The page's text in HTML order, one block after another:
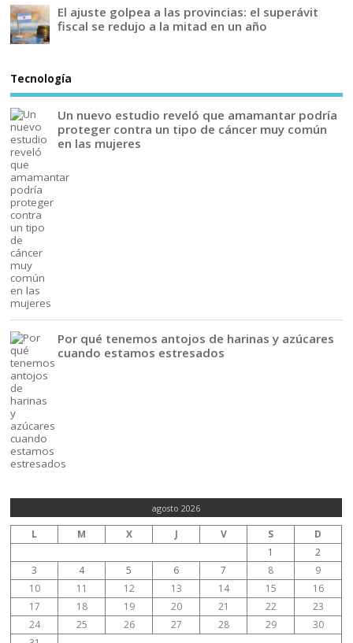
El ajuste golpea a las provincias: el superávit
fiscal se redujo a la mitad en un año
Tecnología
Un nuevo estudio reveló que amamantar podría
proteger contra un tipo de cáncer muy común
en las mujeres
Por qué tenemos antojos de harinas y azúcares
cuando estamos estresados
agosto 2026
L M X J V S
D
1
2
3
4 5 6 7 8
9
10
11 12 13 14 15
16
17
18 19 20 21 22
23
24
25 26 27 28 29
30